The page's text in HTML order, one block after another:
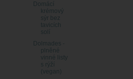
Domácí
krémový
sýr bez
tavicích
solí
Dolmades -
plněné
vinné listy
s rýží
(vegan)